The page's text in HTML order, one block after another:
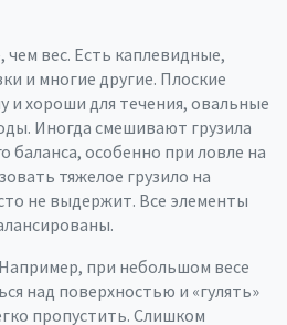
вес. Есть каплевидные,
и многие другие. Плоские
и хороши для течения, овальные
Иногда смешивают грузила
баланса, особенно при ловле на
тяжелое грузило на
не выдержит. Все элементы
при небольшом весе
над поверхностью и «гулять»
пропустить. Слишком